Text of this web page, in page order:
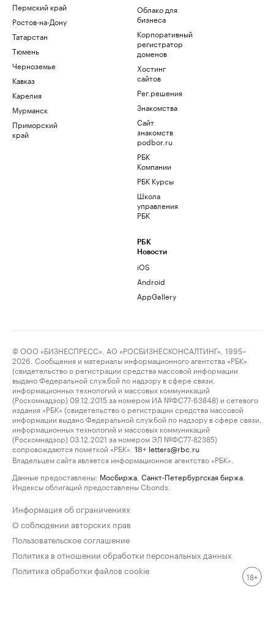
Пермский край
Ростов-на-Дону
Татарстан
Тюмень
Черноземье
Кавказ
Карелия
Мурманск
Приморский
край
Облако для
бизнеса
Корпоративный
регистратор
доменов
Хостинг
сайтов
Рег.решения
Знакомства
Сайт
знакомств
podbor.ru
РБК
Компании
РБК Курсы
Школа
управления
РБК
РБК
Новости
iOS
Android
AppGallery
© ООО «БИЗНЕСПРЕСС», АО «РОСБИЗНЕСКОНСАЛТИНГ», 1995–
2026. Сообщения и материалы информационного агентства «РБК»
(свидетельство о регистрации средства массовой информации
выдано Федеральной службой по надзору в сфере связи,
информационных технологий и массовых коммуникаций
(Роскомнадзор) 09.12.2015 за номером ИА №ФС77-63848) и сетевого
издания «РБК» (свидетельство о регистрации средства массовой
информации выдано Федеральной службой по надзору в сфере связи,
информационных технологий и массовых коммуникаций
(Роскомнадзор) 03.12.2021 за номером ЭЛ №ФС77-82385)
сопровождаются пометкой «РБК».
18+ letters@rbc.ru
Владельцем сайта является информационное агентство «РБК».
Данные предоставлены: Мосбиржа Санкт-Петербургская биржа
Индексы облигаций предоставлены Cbonds.
Информация об ограничениях
О соблюдении авторских прав
Пользовательское соглашение
Политика в отношении обработки персональных данных
Политика обработки файлов cookie
18+